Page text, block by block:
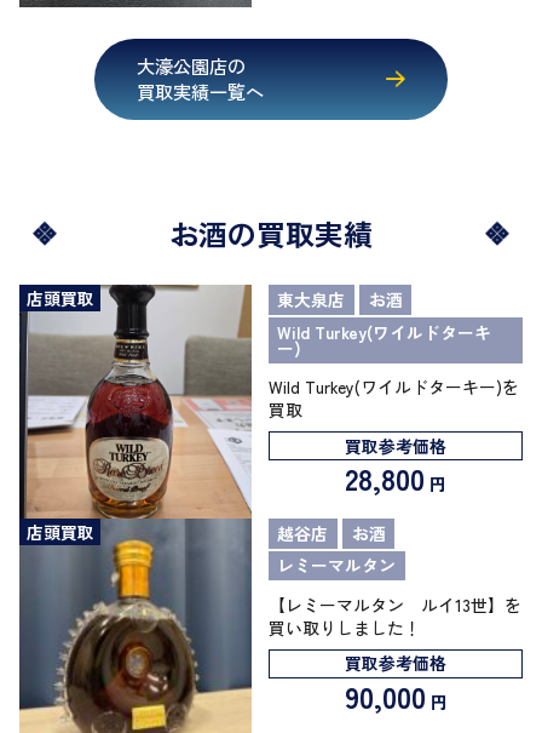
大濠公園店の
買取実績一覧へ
お酒の買取実績
店頭買取 東大泉店
お酒
Wild Turkey(ワイルドターキ
ー)
Wild Turkey(ワイルドターキー)を
買取
買取参考価格
28,800 円
店頭買取
越谷店
お酒
レミーマルタン
【レミーマルタン ルイ13世】を
買い取りしました！
買取参考価格
90,000 円